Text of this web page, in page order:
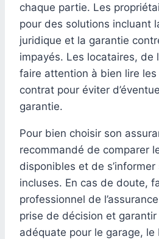
chaque partie. Les
pour des solutions incluant
juridique et la garantie
impayés. Les locataires, de
faire attention à bien lire
contrat pour éviter
garantie.
Pour bien choisir son
recommandé de comparer
disponibles et de
incluses. En cas de doute,
professionnel de
prise de décision et
adéquate pour le garage, le